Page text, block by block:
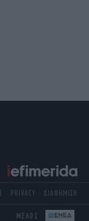
ΜΕΛΟΣ
PRIVACY ΔΙΑΦΗΜΙΣΗ